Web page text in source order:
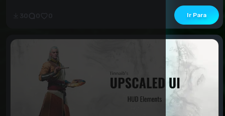
Ir Para